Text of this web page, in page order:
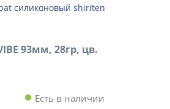
силиконовый shiriten
93мм, 28гр, цв.
Есть в наличии